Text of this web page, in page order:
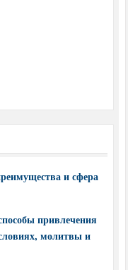
и сфера
привлечения
молитвы и